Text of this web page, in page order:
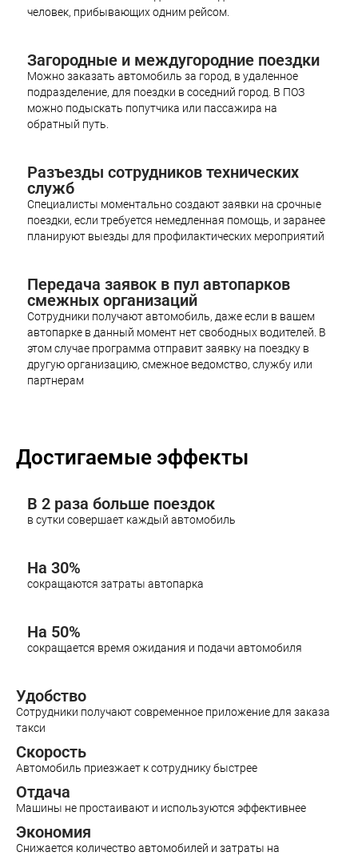
человек, прибывающих одним рейсом.
Загородные и междугородние поездки
Можно заказать автомобиль за город, в удаленное
подразделение, для поездки в соседний город. В ПОЗ
можно подыскать попутчика или пассажира на
обратный путь.
Разъезды сотрудников технических
служб
Специалисты моментально создают заявки на срочные
поездки, если требуется немедленная помощь, и заранее
планируют выезды для профилактических мероприятий
Передача заявок в пул автопарков
смежных организаций
Сотрудники получают автомобиль, даже если в вашем
автопарке в данный момент нет свободных водителей. В
этом случае программа отправит заявку на поездку в
другую организацию, смежное ведомство, службу или
партнерам
Достигаемые эффекты
В 2 раза больше поездок
в сутки совершает каждый автомобиль
На 30%
сокращаются затраты автопарка
На 50%
сокращается время ожидания и подачи автомобиля
Удобство
Сотрудники получают современное приложение для заказа
такси
Скорость
Автомобиль приезжает к сотруднику быстрее
Отдача
Машины не простаивают и используются эффективнее
Экономия
Снижается количество автомобилей и затраты на